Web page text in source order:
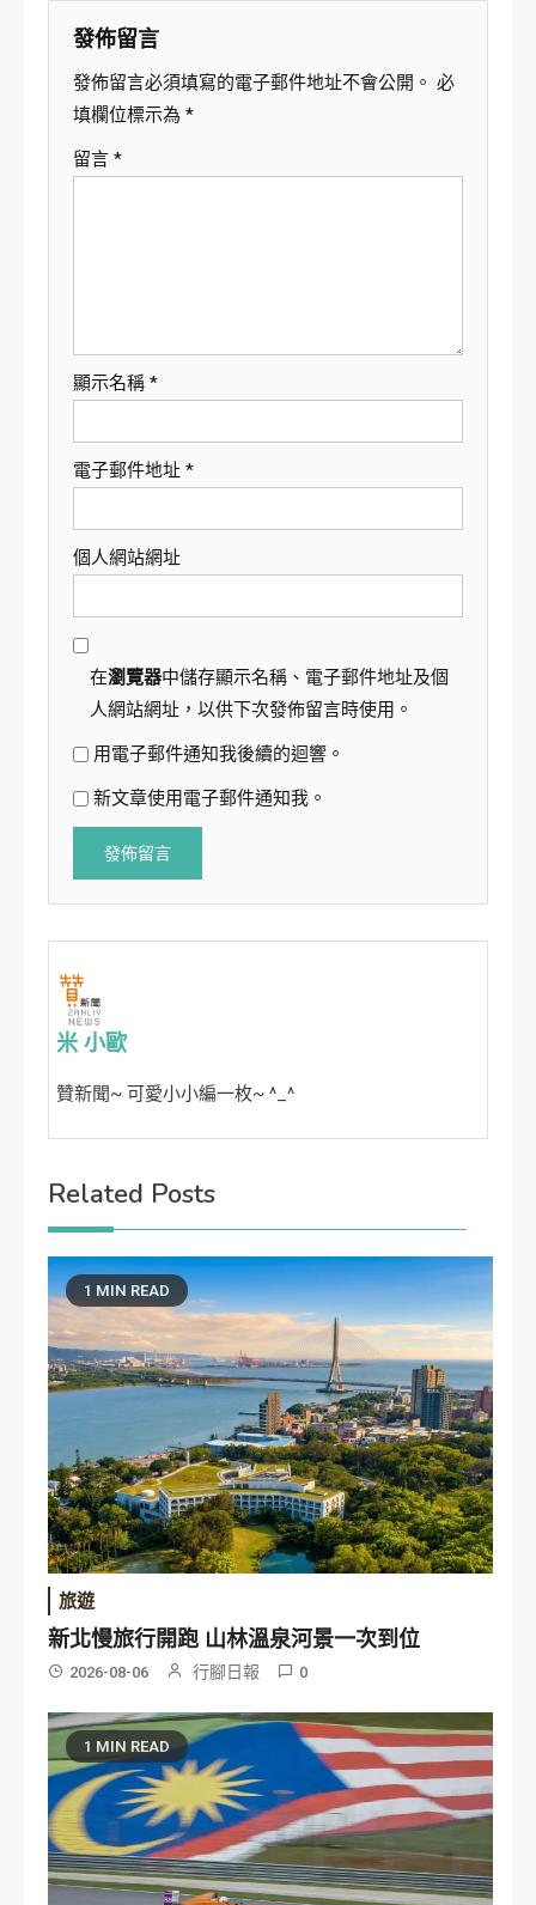
覽
發佈留言
發佈留言必須填寫的電子郵件地址不會公開。 必
填欄位標示為 *
留言 *
顯示名稱 *
電子郵件地址 *
個人網站網址
在瀏覽器中儲存顯示名稱、電子郵件地址及個
人網站網址，以供下次發佈留言時使用。
用電子郵件通知我後續的迴響。
新文章使用電子郵件通知我。
米 小歐
贊新聞~ 可愛小小編一枚~ ^_^
Related Posts
1 MIN READ
旅遊
新北慢旅行開跑 山林溫泉河景一次到位
2026-08-06 行腳日報 0
1 MIN READ